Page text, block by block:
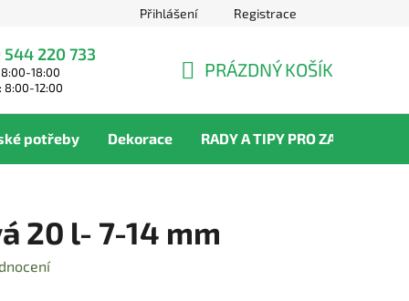
Přihlášení Registrace
220 733
18:00
8:00-12:00
KOŠÍK
PRÁZDNÝ KOŠÍK
potřeby Dekorace RADY A TIPY PRO ZAHRADNÍKY
20 l- 7-14 mm